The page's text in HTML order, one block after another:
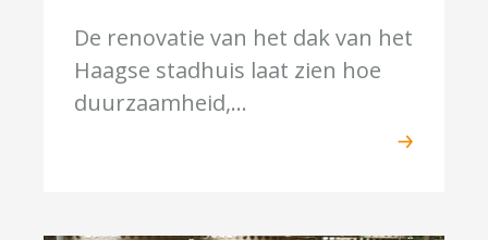
De renovatie van het dak van het
Haagse stadhuis laat zien hoe
duurzaamheid,...